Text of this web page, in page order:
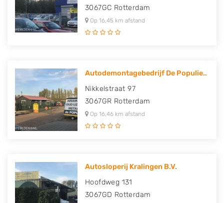
3067GC Rotterdam
Op 16,45 km afstand
Autodemontagebedrijf De Populie..
Nikkelstraat 97
3067GR Rotterdam
Op 16,46 km afstand
Autosloperij Kralingen B.V.
Hoofdweg 131
3067GD Rotterdam